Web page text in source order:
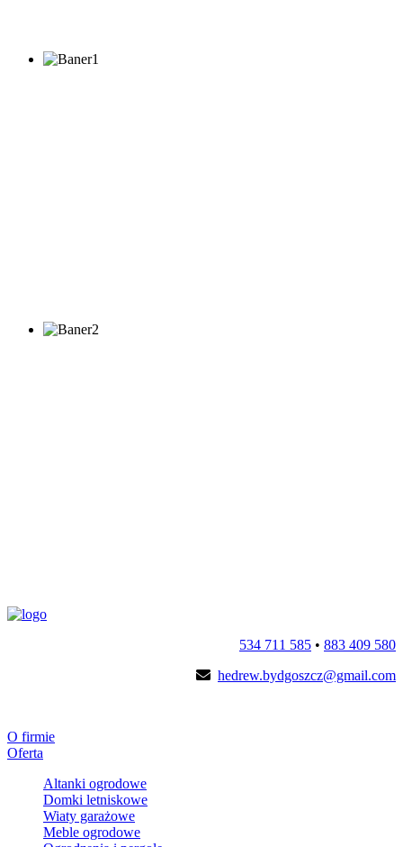
534 711 585 • 883 409 580
hedrew.bydgoszcz@gmail.com
O firmie
Oferta
Altanki ogrodowe
Domki letniskowe
Wiaty garażowe
Meble ogrodowe